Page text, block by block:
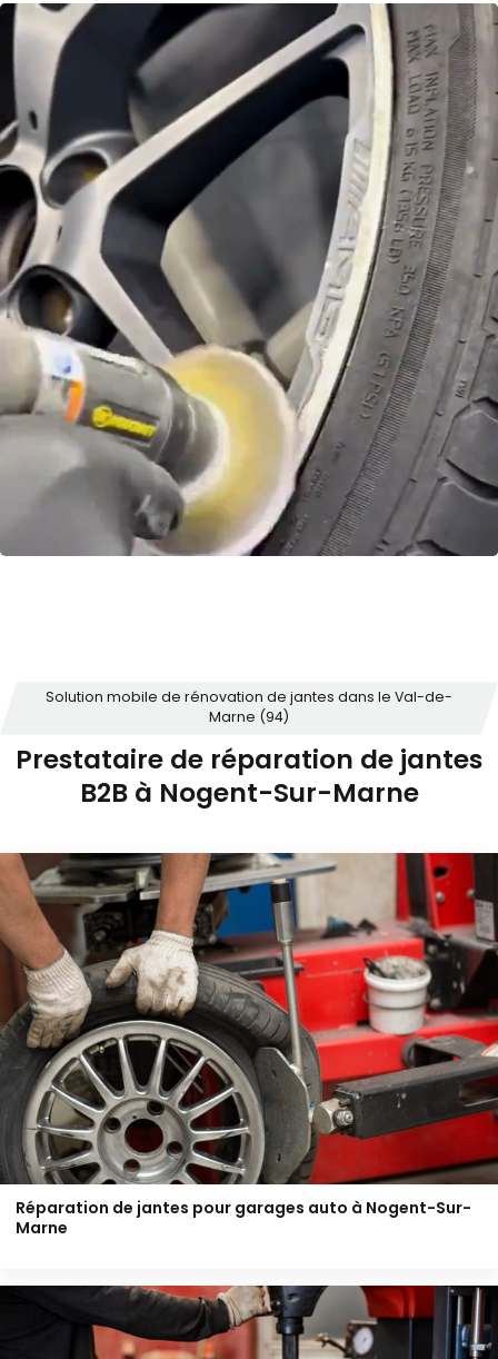
Prestataire de réparation de jantes
B2B à Nogent-Sur-Marne
Solution mobile de rénovation de jantes dans le Val-de-
Marne (94)
Réparation de jantes pour garages auto à Nogent-Sur-
Marne